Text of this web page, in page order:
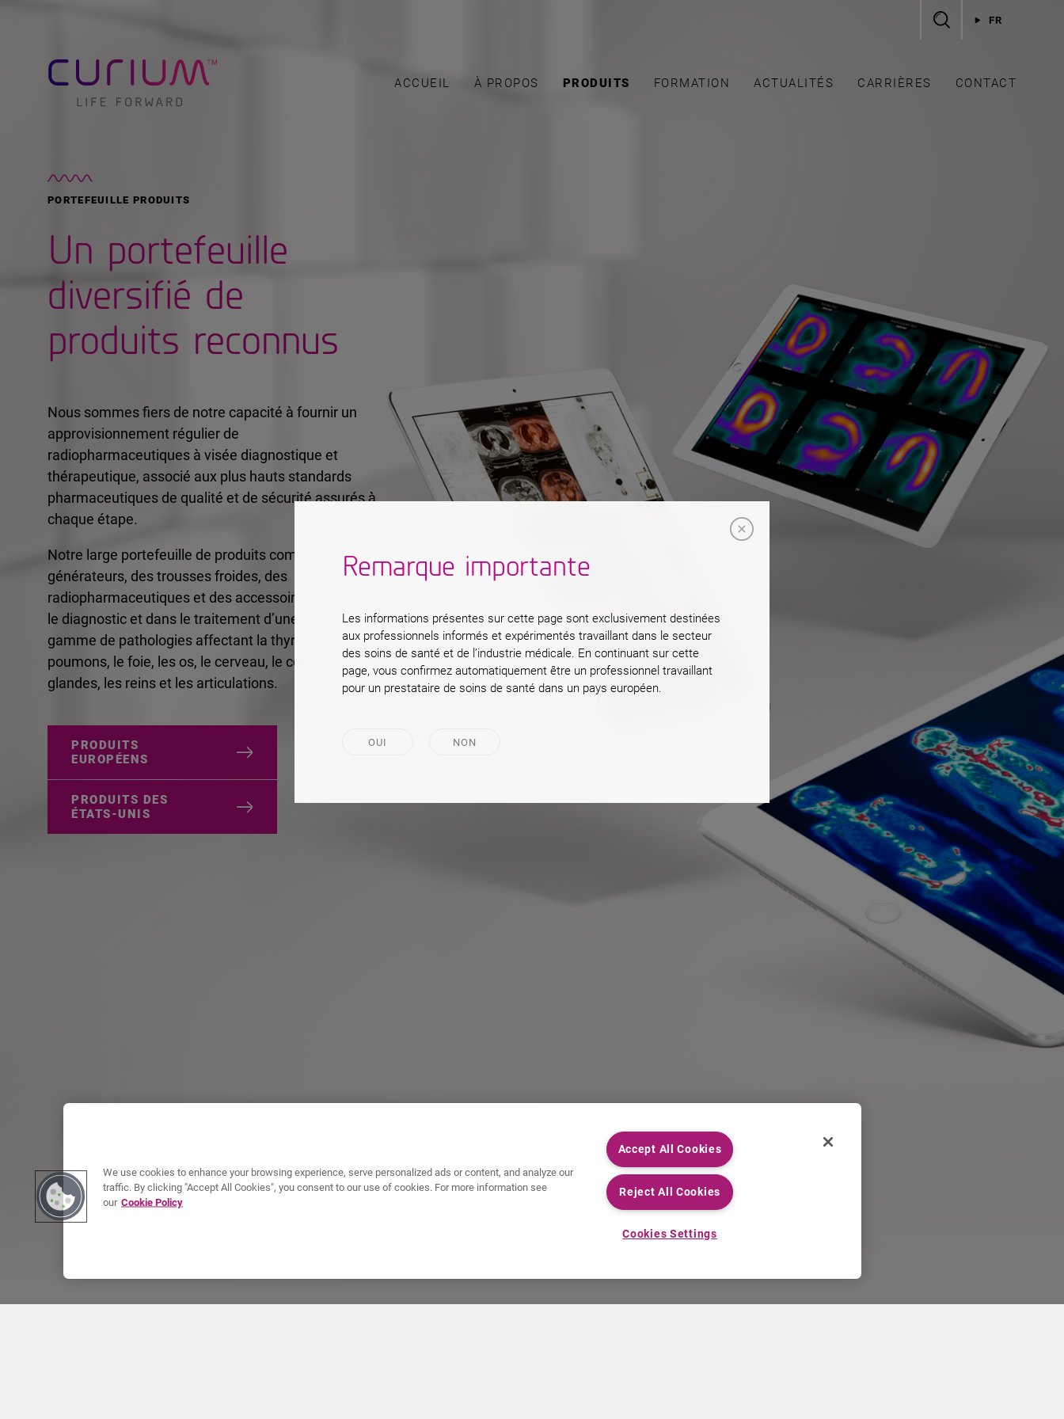
ACCUEIL À PROPOS PRODUITS FORMATION ACTUALITÉS CARRIÈRES CONTACT
FR
PORTEFEUILLE PRODUITS
Un portefeuille
diversifié de
produits reconnus
Nous sommes fiers de notre capacité à fournir un
approvisionnement régulier de
radiopharmaceutiques à visée diagnostique et
thérapeutique, associé aux plus hauts standards
pharmaceutiques de qualité et de sécurité assurés à
chaque étape.
Notre large portefeuille de produits comprend des
générateurs, des trousses froides, des
radiopharmaceutiques et des accessoires utilisés en
le diagnostic et dans le traitement d’une large
gamme de pathologies affectant la thyroïde, les
poumons, le foie, les os, le cerveau, le cœur, les
glandes, les reins et les articulations.
PRODUITS
EUROPÉENS
PRODUITS DES
ÉTATS-UNIS
Remarque importante
Les informations présentes sur cette page sont exclusivement destinées
aux professionnels informés et expérimentés travaillant dans le secteur
des soins de santé et de l’industrie médicale. En continuant sur cette
page, vous confirmez automatiquement être un professionnel travaillant
pour un prestataire de soins de santé dans un pays européen.
OUI NON
We use cookies to enhance your browsing experience, serve personalized ads or content, and analyze our
traffic. By clicking "Accept All Cookies", you consent to our use of cookies. For more information see
our Cookie Policy
Accept All Cookies
Reject All Cookies
Cookies Settings